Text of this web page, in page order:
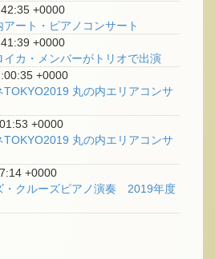
+0000
アート・ピアノコンサート
+0000
イカ・メンバーがトリオで出演
+0000
TOKYO2019 丸の内エリアコンサ
+0000
TOKYO2019 丸の内エリアコンサ
+0000
・クルーズピアノ演奏 2019年度